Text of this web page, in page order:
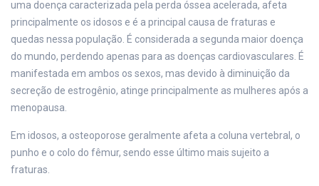
uma doença caracterizada pela perda óssea acelerada, afeta
principalmente os idosos e é a principal causa de fraturas e
quedas nessa população. É considerada a segunda maior doença
do mundo, perdendo apenas para as doenças cardiovasculares. É
manifestada em ambos os sexos, mas devido à diminuição da
secreção de estrogênio, atinge principalmente as mulheres após a
menopausa.
Em idosos, a osteoporose geralmente afeta a coluna vertebral, o
punho e o colo do fêmur, sendo esse último mais sujeito a
fraturas.